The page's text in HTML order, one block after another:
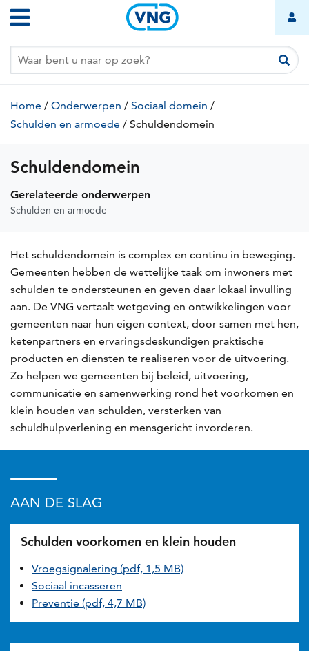
Overslaan
en
naar
inhoud
Hoofdnavigatie
Kruimelpad
Home / Onderwerpen / Sociaal domein /
Schulden en armoede / Schuldendomein
Schuldendomein
Gerelateerde onderwerpen
Schulden en armoede
Het schuldendomein is complex en continu in beweging.
Gemeenten hebben de wettelijke taak om inwoners met
schulden te ondersteunen en geven daar lokaal invulling
aan. De VNG vertaalt wetgeving en ontwikkelingen voor
gemeenten naar hun eigen context, door samen met hen,
ketenpartners en ervaringsdeskundigen praktische
producten en diensten te realiseren voor de uitvoering.
Zo helpen we gemeenten bij beleid, uitvoering,
communicatie en samenwerking rond het voorkomen en
klein houden van schulden, versterken van
schuldhulpverlening en mensgericht invorderen.
AAN DE SLAG
Schulden voorkomen en klein houden
Vroegsignalering (pdf, 1,5 MB)
Sociaal incasseren
Preventie (pdf, 4,7 MB)